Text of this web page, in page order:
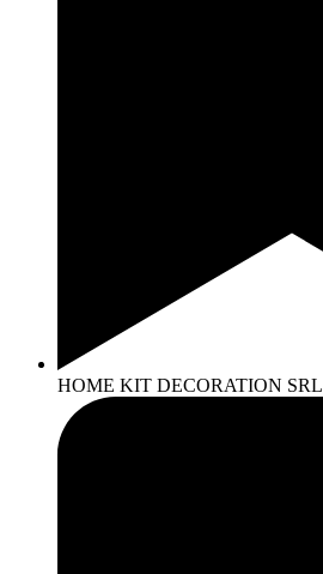
HOME KIT DECORATION SRL